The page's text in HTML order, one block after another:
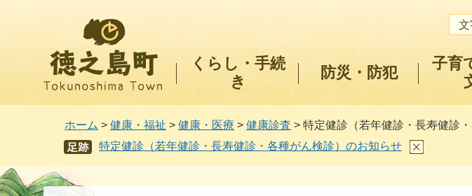
文
くらし・手続
き
防災・防犯
子育
ホーム > 健康・福祉 > 健康・医療 > 健康診査 > 特定健診（若年健診・長寿健診
あし
あと
特定健診（若年健診・長寿健診・各種がん検診）のお知らせ